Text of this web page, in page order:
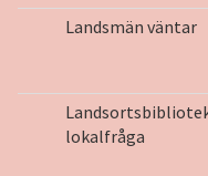
Landsmän väntar
lokalfråga